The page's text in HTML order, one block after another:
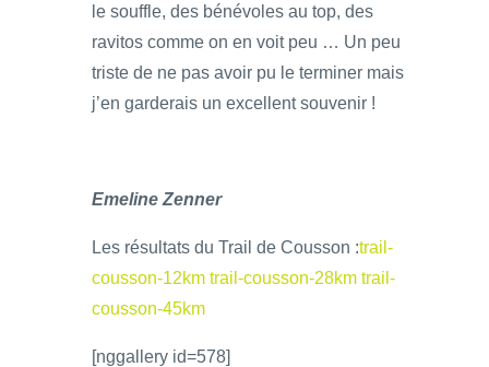
le souffle, des bénévoles au top, des
ravitos comme on en voit peu … Un peu
triste de ne pas avoir pu le terminer mais
j’en garderais un excellent souvenir !
Emeline Zenner
Les résultats du Trail de Cousson :trail-
cousson-12km trail-cousson-28km trail-
cousson-45km
[nggallery id=578]